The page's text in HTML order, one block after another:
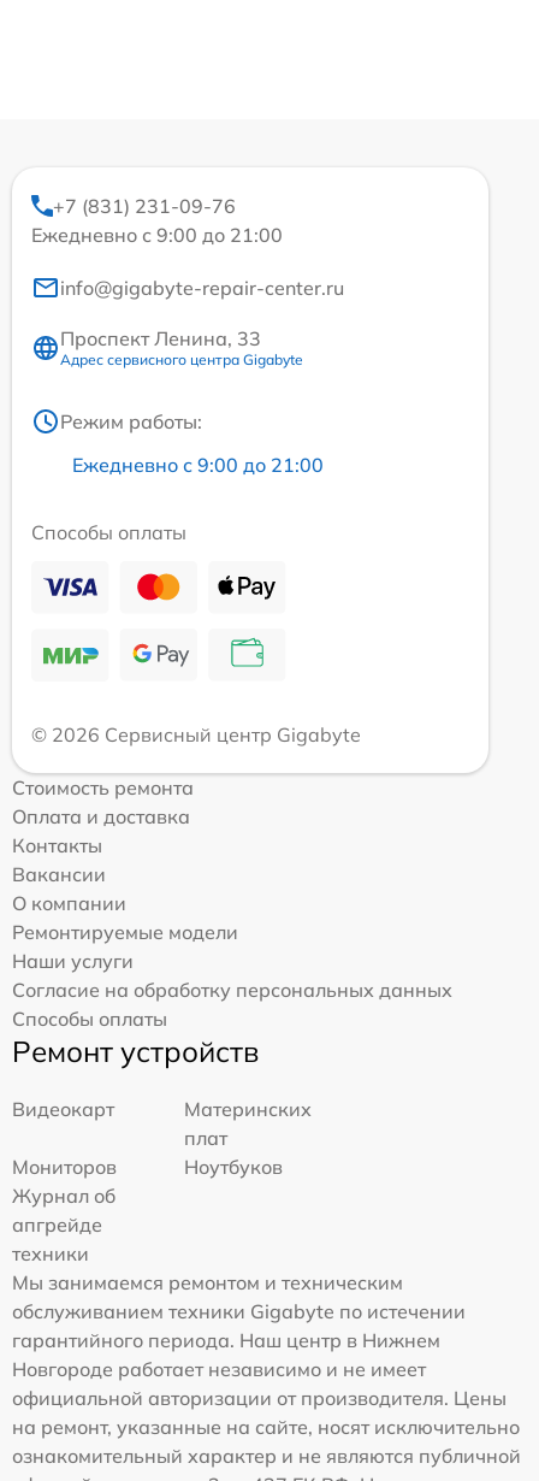
+7 (831) 231-09-76
Ежедневно с 9:00 до 21:00
info@gigabyte-repair-center.ru
Проспект Ленина, 33
Адрес сервисного центра Gigabyte
Режим работы:
Ежедневно с 9:00 до 21:00
Способы оплаты
© 2026 Сервисный центр Gigabyte
Стоимость ремонта
Оплата и доставка
Контакты
Вакансии
О компании
Ремонтируемые модели
Наши услуги
Согласие на обработку персональных данных
Способы оплаты
Ремонт устройств
Видеокарт
Материнских
плат
Мониторов
Ноутбуков
Журнал об
апгрейде
техники
Мы занимаемся ремонтом и техническим
обслуживанием техники Gigabyte по истечении
гарантийного периода. Наш центр в Нижнем
Новгороде работает независимо и не имеет
официальной авторизации от производителя. Цены
на ремонт, указанные на сайте, носят исключительно
ознакомительный характер и не являются публичной